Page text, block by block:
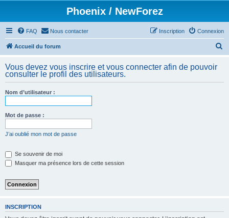
Phoenix / NewForez
FAQ Nous contacter Connexion
Inscription
Accueil du forum
h
Vous devez vous inscrire et vous connecter afin de pouvoir
consulter le profil des utilisateurs.
Nom d’utilisateur :
Mot de passe :
J’ai oublié mon mot de passe
Se souvenir de moi
Masquer ma présence lors de cette session
INSCRIPTION